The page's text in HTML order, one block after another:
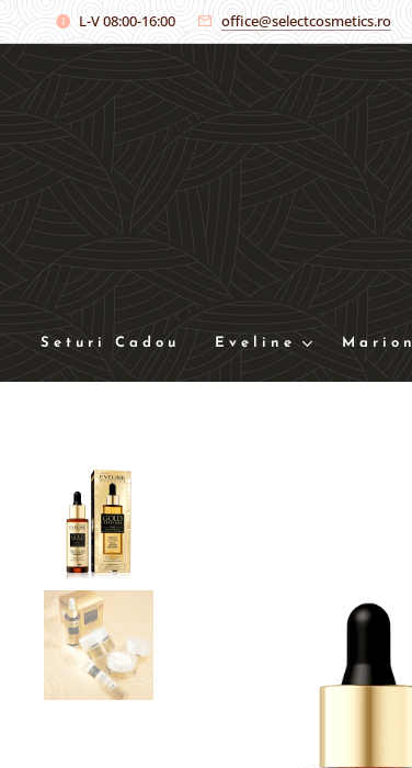
L-V 08:00-16:00 office@selectcosmetics.ro
Seturi Cadou Eveline Marion